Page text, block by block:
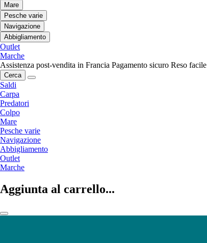
Mare
Pesche varie
Navigazione
Abbigliamento
Outlet
Marche
Assistenza post-vendita in Francia Pagamento sicuro Reso facile
Cerca
Saldi
Carpa
Predatori
Colpo
Mare
Pesche varie
Navigazione
Abbigliamento
Outlet
Marche
Aggiunta al carrello...